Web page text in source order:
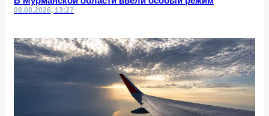
08.08.2026, 13:27